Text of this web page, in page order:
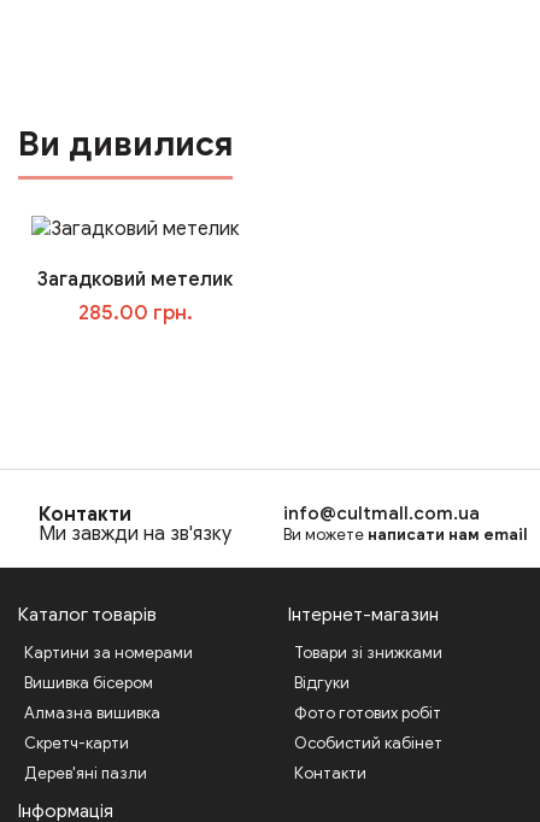
Ви дивилися
Загадковий метелик
285.00 грн.
Контакти
Ми завжди на зв'язку
info@cultmall.com.ua
Ви можете написати нам email
Каталог товарів
Картини за номерами
Вишивка бісером
Алмазна вишивка
Скретч-карти
Дерев'яні пазли
Інтернет-магазин
Товари зі знижками
Відгуки
Фото готових робіт
Особистий кабінет
Контакти
Інформація